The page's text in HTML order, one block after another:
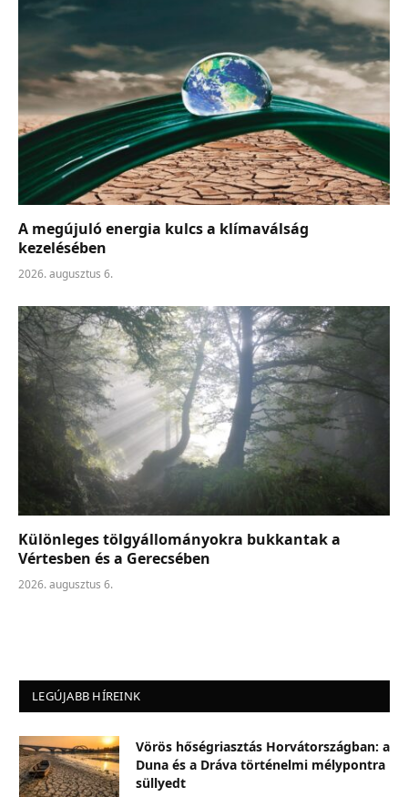
A megújuló energia kulcs a klímaválság
kezelésében
2026. augusztus 6.
Különleges tölgyállományokra bukkantak a
Vértesben és a Gerecsében
2026. augusztus 6.
LEGÚJABB HÍREINK
Vörös hőségriasztás Horvátországban: a
Duna és a Dráva történelmi mélypontra
süllyedt